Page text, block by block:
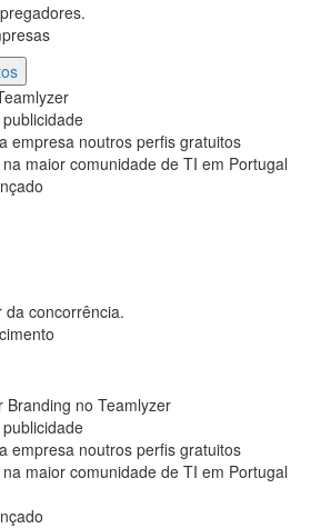
empresa noutros perfis gratuitos
maior comunidade de TI em Portugal
concorrência.
Branding no Teamlyzer
empresa noutros perfis gratuitos
maior comunidade de TI em Portugal